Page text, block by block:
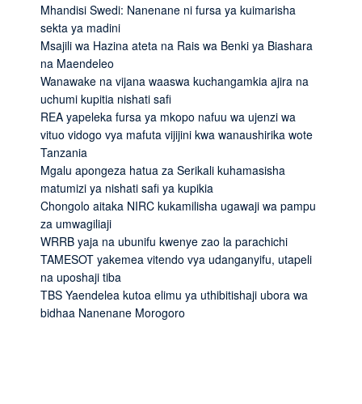
Mhandisi Swedi: Nanenane ni fursa ya kuimarisha
sekta ya madini
Msajili wa Hazina ateta na Rais wa Benki ya Biashara
na Maendeleo
Wanawake na vijana waaswa kuchangamkia ajira na
uchumi kupitia nishati safi
REA yapeleka fursa ya mkopo nafuu wa ujenzi wa
vituo vidogo vya mafuta vijijini kwa wanaushirika wote
Tanzania
Mgalu apongeza hatua za Serikali kuhamasisha
matumizi ya nishati safi ya kupikia
Chongolo aitaka NIRC kukamilisha ugawaji wa pampu
za umwagiliaji
WRRB yaja na ubunifu kwenye zao la parachichi
TAMESOT yakemea vitendo vya udanganyifu, utapeli
na uposhaji tiba
TBS Yaendelea kutoa elimu ya uthibitishaji ubora wa
bidhaa Nanenane Morogoro